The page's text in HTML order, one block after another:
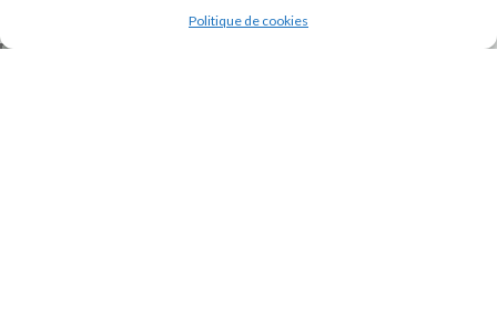
Politique de cookies